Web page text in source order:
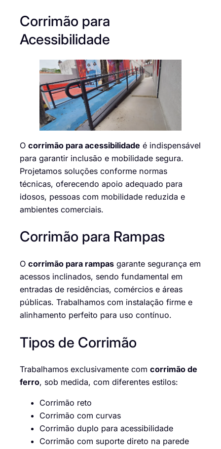
Corrimão para
Acessibilidade
O corrimão para acessibilidade é indispensável
para garantir inclusão e mobilidade segura.
Projetamos soluções conforme normas
técnicas, oferecendo apoio adequado para
idosos, pessoas com mobilidade reduzida e
ambientes comerciais.
Corrimão para Rampas
O corrimão para rampas garante segurança em
acessos inclinados, sendo fundamental em
entradas de residências, comércios e áreas
públicas. Trabalhamos com instalação firme e
alinhamento perfeito para uso contínuo.
Tipos de Corrimão
Trabalhamos exclusivamente com corrimão de
ferro, sob medida, com diferentes estilos:
Corrimão reto
Corrimão com curvas
Corrimão duplo para acessibilidade
Corrimão com suporte direto na parede